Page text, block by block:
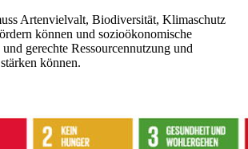
Artenvielvalt, Biodiversität, Klimaschutz
können und sozioökonomische
gerechte Ressourcennutzung und
können.